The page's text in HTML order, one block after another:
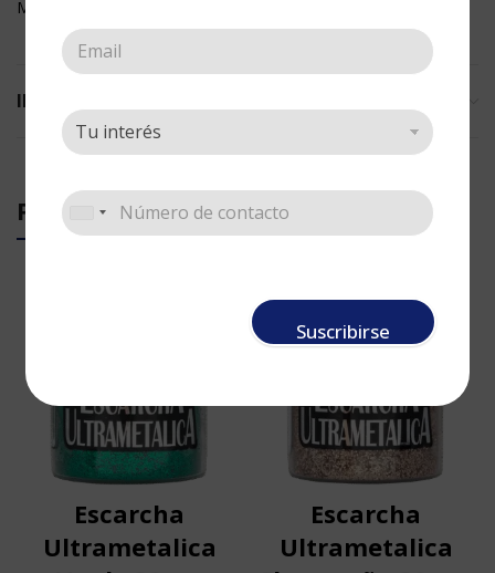
Suscribirse
Maquillaje
INFORMACIÓN ADICIONAL
PRODUCTOS RELACIONADOS
Escarcha
Ultrametalica
Escarcha
Ultrametalica